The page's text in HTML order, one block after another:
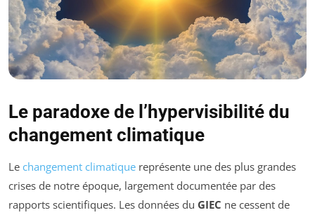
Le paradoxe de l’hypervisibilité du
changement climatique
Le changement climatique représente une des plus grandes
crises de notre époque, largement documentée par des
rapports scientifiques. Les données du GIEC ne cessent de